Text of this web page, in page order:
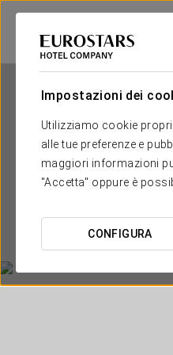
Impostazioni dei
Utilizziamo cookie
alle tue preferenze e
maggiori informazioni
"Accetta" oppure è
CONFIGURA